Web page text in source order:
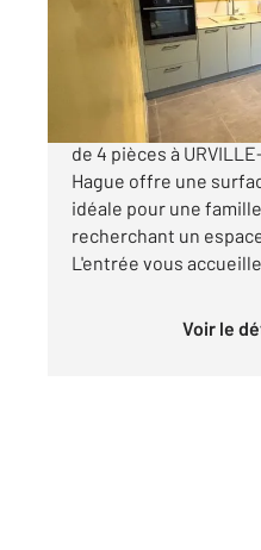
Maison à vendre
375
Dans un cadre
de 4 pièces à
Hague offre une
idéale pour une
recherchant un
L'entrée vous
Voir le